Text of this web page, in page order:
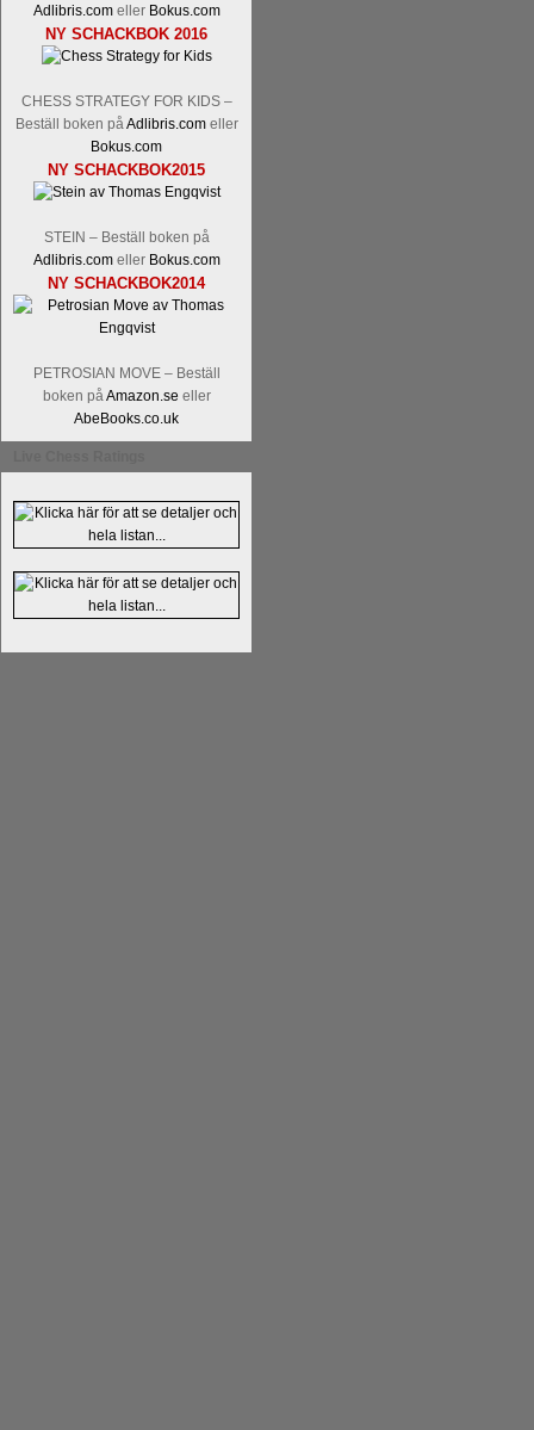
Adlibris.comeller Bokus.com
NY SCHACKBOK 2016
CHESS STRATEGY FOR KIDS –
Beställ boken påAdlibris.comeller
Bokus.com
NY SCHACKBOK2015
STEIN – Beställ boken på
Adlibris.comeller Bokus.com
NY SCHACKBOK2014
PETROSIAN MOVE – Beställ
boken påAmazon.se eller
AbeBooks.co.uk